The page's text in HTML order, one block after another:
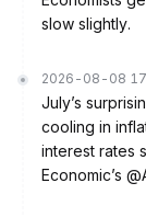
slow slightly.
2026-08-08
July’s
cooling in
interest rates
Economic’s